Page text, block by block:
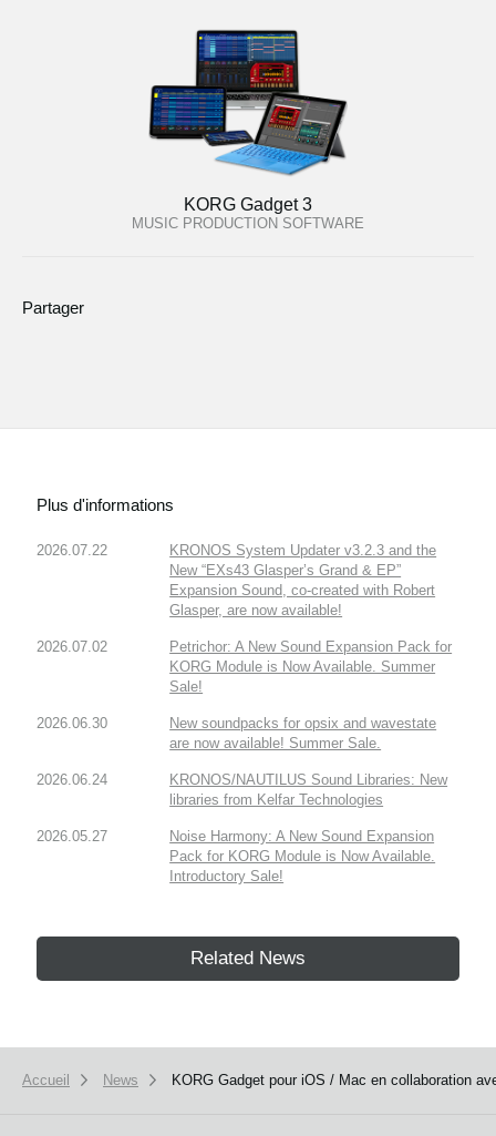
KORG Gadget 3
MUSIC PRODUCTION SOFTWARE
Partager
Plus d'informations
2026.07.22
KRONOS System Updater v3.2.3 and the
New “EXs43 Glasper’s Grand & EP”
Expansion Sound, co-created with Robert
Glasper, are now available!
2026.07.02
Petrichor: A New Sound Expansion Pack for
KORG Module is Now Available. Summer
Sale!
2026.06.30
New soundpacks for opsix and wavestate
are now available! Summer Sale.
2026.06.24
KRONOS/NAUTILUS Sound Libraries: New
libraries from Kelfar Technologies
2026.05.27
Noise Harmony: A New Sound Expansion
Pack for KORG Module is Now Available.
Introductory Sale!
Related News
Accueil News KORG Gadget pour iOS / Mac en collaboration